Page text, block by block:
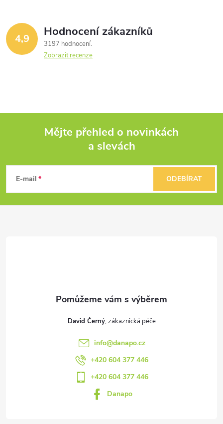
4,9 Hodnocení zákazníků
3197 hodnocení
Zobrazit recenze
p
Mějte přehled o novinkách
a slevách
E-mail ODEBÍRAT
David Černý
info@danapo.cz
+420 604 377 446
+420 604 377 446
Danapo